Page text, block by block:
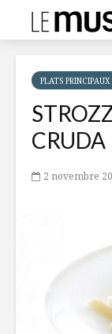
PLATS PRINCIPAUX
CRUDA
2 novembre